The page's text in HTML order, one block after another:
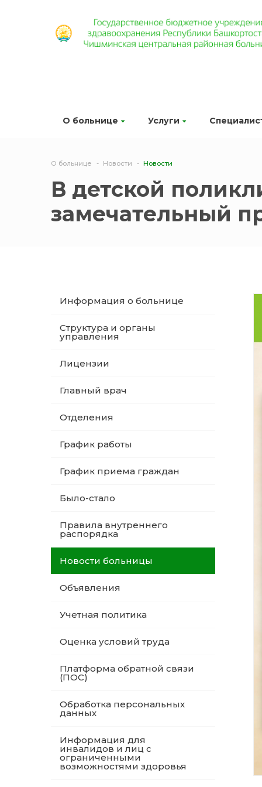
О больнице Услуги
О больнице Новости Новости
В детской
замечательный
Информация о больнице
Структура и органы
управления
Лицензии
Главный врач
Отделения
График работы
График приема граждан
Было-стало
Правила внутреннего
распорядка
Новости больницы
Объявления
Учетная политика
Оценка условий труда
Платформа обратной связи
(ПОС)
Обработка персональных
данных
Информация для
инвалидов и лиц с
ограниченными
возможностями здоровья